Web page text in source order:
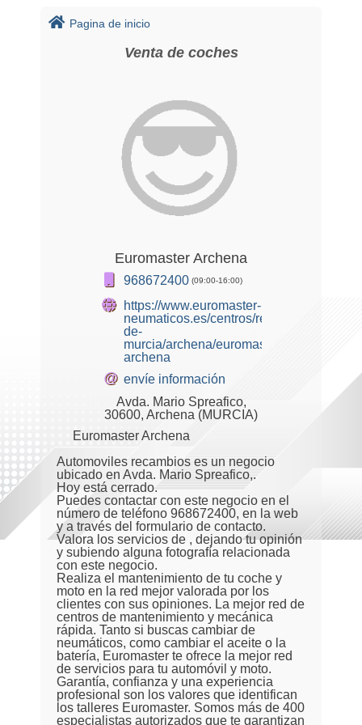
Pagina de inicio
Venta de coches
Euromaster Archena
968672400 (09:00-16:00)
https://www.euromaster-
neumaticos.es/centros/region-
de-
murcia/archena/euromaster-
archena
@ envíe información
Avda. Mario Spreafico,
30600, Archena (MURCIA)
Euromaster Archena
Automoviles recambios es un negocio
ubicado en Avda. Mario Spreafico,.
Hoy está cerrado.
Puedes contactar con este negocio en el
número de teléfono 968672400, en la web
y a través del formulario de contacto.
Valora los servicios de , dejando tu opinión
y subiendo alguna fotografía relacionada
con este negocio.
Realiza el mantenimiento de tu coche y
moto en la red mejor valorada por los
clientes con sus opiniones. La mejor red de
centros de mantenimiento y mecánica
rápida. Tanto si buscas cambiar de
neumáticos, como cambiar el aceite o la
batería, Euromaster te ofrece la mejor red
de servicios para tu automóvil y moto.
Garantía, confianza y una experiencia
profesional son los valores que identifican
los talleres Euromaster. Somos más de 400
especialistas autorizados que te garantizan